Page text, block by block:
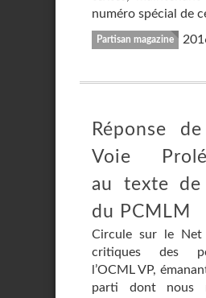
numéro spécial de
Partisan magazine
Réponse
Voie
au texte
du PCMLM
Circule sur le
critiques des
l’OCML VP,
parti dont nous